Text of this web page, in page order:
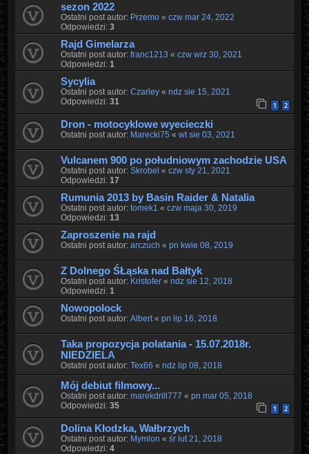
sezon 2022
Ostatni post autor: Przemo« czw mar 24, 2022
Odpowiedzi: 3
Rajd Gimelarza
Ostatni post autor: franc1213 « czw wrz 30, 2021
Odpowiedzi: 1
Sycylia
Ostatni post autor: Czarley« ndz sie 15, 2021
Odpowiedzi: 31 1 2
Dron - motocyklowe wyecieczki
Ostatni post autor: Marecki75 « wt sie 03, 2021
Vulcanem 900 po południowym zachodzie USA
Ostatni post autor: Skrobel « czw sty 21, 2021
Odpowiedzi: 17
Rumunia 2013 by Basin Raider & Natalia
Ostatni post autor: tomek1 « czw maja 30, 2019
Odpowiedzi: 13
Zaproszenie na rajd
Ostatni post autor: arczuch « pn kwie 08, 2019
Z Dolnego ŚŁąska nad Bałtyk
Ostatni post autor: Kristofer« ndz sie 12, 2018
Odpowiedzi: 1
Nowopolock
Ostatni post autor: Albert« pn lip 16, 2018
Taka propozycja polatania - 15.07.2018r.
NIEDZIELA
Ostatni post autor: Tex66 « ndz lip 08, 2018
Mój debiut filmowy...
Ostatni post autor: marekdrill777 « pn mar 05, 2018
Odpowiedzi: 35 1 2
Dolina Kłodzka, Wałbrzych
Ostatni post autor: Mymlon « śr lut 21, 2018
Odpowiedzi: 4